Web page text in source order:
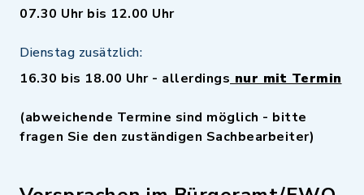
07.30 Uhr bis 12.00 Uhr
Dienstag zusätzlich:
16.30 bis 18.00 Uhr - allerdings nur mit Termin
(abweichende Termine sind möglich - bitte
fragen Sie den zuständigen Sachbearbeiter)